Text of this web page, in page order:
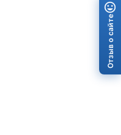
Отзыв о сайте